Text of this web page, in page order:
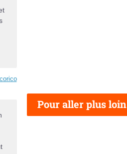
Pour aller plus loin